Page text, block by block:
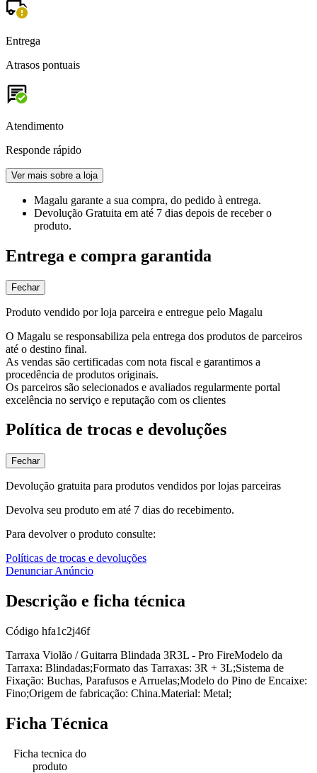
Entrega
Atrasos pontuais
Atendimento
Responde rápido
Ver mais sobre a loja
Magalu garante a sua compra, do pedido à entrega.
Devolução Gratuita em até 7 dias depois de receber o
produto.
Entrega e compra garantida
Fechar
Produto vendido por loja parceira e entregue pelo Magalu
O Magalu se responsabiliza pela entrega dos produtos de parceiros
até o destino final.
As vendas são certificadas com nota fiscal e garantimos a
procedência de produtos originais.
Os parceiros são selecionados e avaliados regularmente portal
excelência no serviço e reputação com os clientes
Política de trocas e devoluções
Fechar
Devolução gratuita para produtos vendidos por lojas parceiras
Devolva seu produto em até 7 dias do recebimento.
Para devolver o produto consulte:
Políticas de trocas e devoluções
Denunciar Anúncio
Descrição e ficha técnica
Código hfa1c2j46f
Tarraxa Violão / Guitarra Blindada 3R3L - Pro FireModelo da
Tarraxa: Blindadas;Formato das Tarraxas: 3R + 3L;Sistema de
Fixação: Buchas, Parafusos e Arruelas;Modelo do Pino de Encaixe:
Fino;Origem de fabricação: China.Material: Metal;
Ficha Técnica
Ficha tecnica do
produto